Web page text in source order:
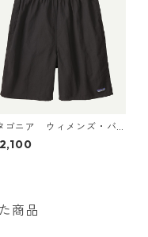
ゴニア ウィメンズ・バ
ロング Black 57035
Women's Baggie
商品